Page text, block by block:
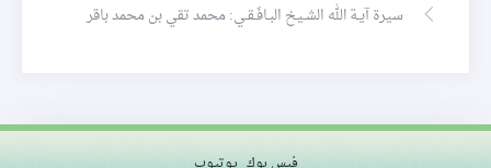
سيرة آيـة الله الشـيخ البـافَـقـي: محمد تقي بن محمد باقر